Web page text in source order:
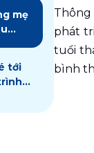
mẹ
tới
Thông
phát
tuổi
bình